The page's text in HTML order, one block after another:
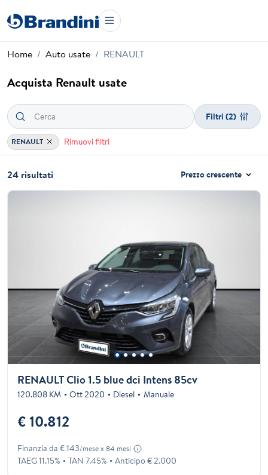
Home Auto usate RENAULT
Acquista Renault usate
Filtri (2)
RENAULT Rimuovi filtri
24 risultati Prezzo crescente
RENAULT Clio 1.5 blue dci Intens 85cv
120.808 KM Ott 2020 Diesel Manuale
€ 10.812
Finanzia da € 143/mese x 84 mesi
TAEG 11.15% TAN 7.45% Anticipo € 2.000